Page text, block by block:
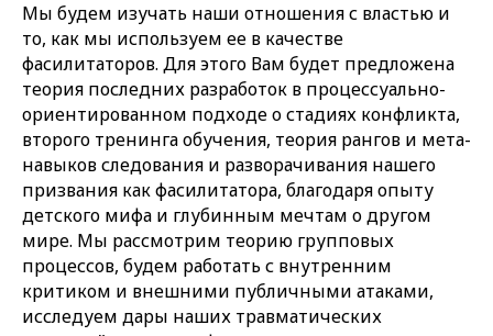
Мы будем изучать наши отношения с властью и
то, как мы используем ее в качестве
фасилитаторов. Для этого Вам будет предложена
теория последних разработок в процессуально-
ориентированном подходе о стадиях конфликта,
второго тренинга обучения, теория рангов и мета-
навыков следования и разворачивания нашего
призвания как фасилитатора, благодаря опыту
детского мифа и глубинным мечтам о другом
мире. Мы рассмотрим теорию групповых
процессов, будем работать с внутренним
критиком и внешними публичными атаками,
исследуем дары наших травматических